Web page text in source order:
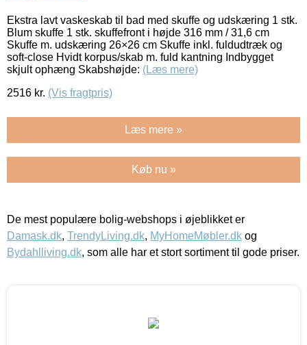
Ekstra lavt vaskeskab til bad med skuffe og udskæring 1 stk.
Blum skuffe 1 stk. skuffefront i højde 316 mm / 31,6 cm
Skuffe m. udskæring 26×26 cm Skuffe inkl. fuldudtræk og
soft-close Hvidt korpus/skab m. fuld kantning Indbygget
skjult ophæng Skabshøjde: (Læs mere)
2516 kr. (Vis fragtpris)
Læs mere »
Køb nu »
De mest populære bolig-webshops i øjeblikket er
Damask.dk, TrendyLiving.dk, MyHomeMøbler.dk og
Bydahlliving.dk, som alle har et stort sortiment til gode priser.